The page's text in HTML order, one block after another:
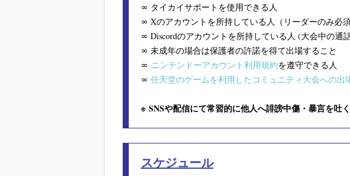
∞ タイカイサポートを使用できる人
∞ Xのアカウントを所持している人（リーダーのみ必須
∞ Discordのアカウントを所持している人 (大会中の通
∞ 未成年の場合は保護者の許諾を得て出場すること
∞ ニンテンドーアカウント利用規約を遵守できる人
∞ 任天堂のゲームを利用したコミュニティ大会への出
※ SNSや配信にて常習的に他人へ誹謗中傷・暴言を吐
スケジュール